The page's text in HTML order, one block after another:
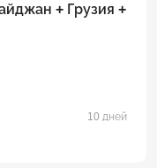
+ Грузия +
10 дней